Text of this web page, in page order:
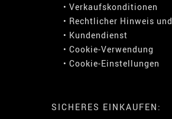
• Verkaufskonditionen
• Rechtlicher Hinweis und
• Kundendienst
• Cookie-Verwendung
• Cookie-Einstellungen
SICHERES EINKAUFEN: